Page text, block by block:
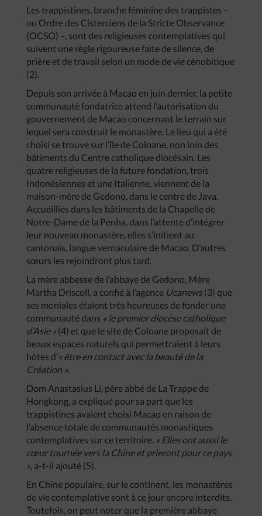
Les trappistines, branche féminine des trappistes –
ou Ordre des Cisterciens de la Stricte Observance
(OCSO) –, sont des religieuses contemplatives qui
suivent une règle rigoureuse faite de silence, de
prière et de travail selon un mode de vie cénobitique
(2).
Depuis son arrivée à Macao en juin dernier, la petite
communauté fondatrice attend l’autorisation du
gouvernement de Macao concernant le terrain sur
lequel sera construit le monastère. Le lieu qui a été
choisi se trouve sur l’île de Coloane, non loin des
bâtiments du Centre catholique diocésain. Les
quatre religieuses de la future fondation, trois
Indonésiennes et une Italienne, viennent de la
maison-mère de Gedono, dans le centre de Java.
Accueillies dans les bâtiments de la Chapelle de
Notre-Dame de la Penha, dans l’attente d’intégrer
leur nouveau monastère, elles s’initient au
cantonais, langue vernaculaire de Macao. D’autres
sœurs les rejoindront plus tard.
La mère abbesse de l’abbaye de Gedono, Mère
Martha Driscoll, a confié à l’agence Ucanews(3) que
ses moniales étaient très heureuses de fonder une
communauté dans « le premier diocèse catholique
d’Asie » (4) et que le site de Coloane proposait de
beaux espaces naturels qui permettraient à leurs
hôtes d’« être en contact avec la beauté de la
Création ».
Dom Anastasius Li, père abbé de La Trappe de
Hongkong, a expliqué pour sa part que les
trappistines avaient choisi Macao en raison de
l’absence totale de communautés monastiques
contemplatives sur ce territoire. « Elles ont aussi le
cœur tournée vers la Chine et prieront pour ce pays
», a-t-il ajouté (5).
En Chine populaire, sur le continent, les monastères
de vie contemplative sont à ce jour encore interdits.
Toutefois, on peut noter que la première abbaye